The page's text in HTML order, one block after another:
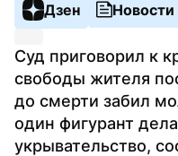
Дзен
Новости
Суд приговорил к
свободы жителя
до смерти забил
один фигурант
укрывательство,